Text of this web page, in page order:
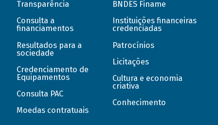
Transparência
Consulta a
financiamentos
Resultados para a
sociedade
Credenciamento de
Equipamentos
Consulta PAC
Moedas contratuais
BNDES Finame
Instituições financeiras
credenciadas
Patrocínios
Licitações
Cultura e economia
criativa
Conhecimento